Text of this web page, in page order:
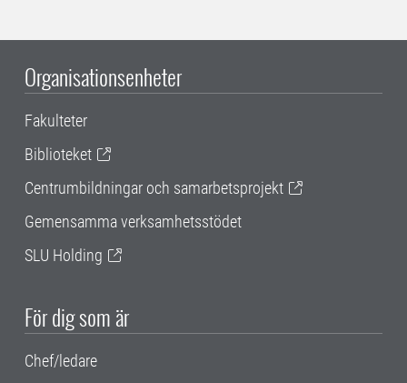
Organisationsenheter
Fakulteter
Biblioteket
Centrumbildningar och samarbetsprojekt
Gemensamma verksamhetsstödet
SLU Holding
För dig som är
Chef/ledare